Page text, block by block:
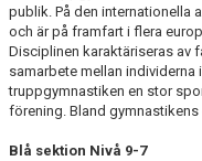
publik. På den internationella
och är på framfart i flera
Disciplinen karaktäriseras av
samarbete mellan individerna
truppgymnastiken en stor
förening. Bland
Blå sektion Nivå 9-7